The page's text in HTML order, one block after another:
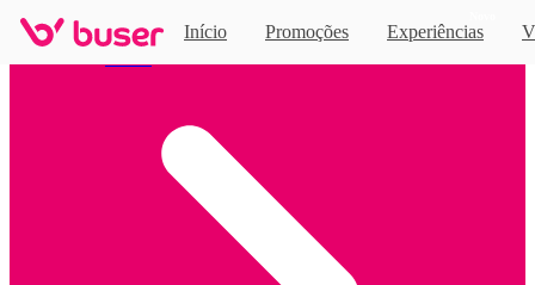
Início Promoções Experiências